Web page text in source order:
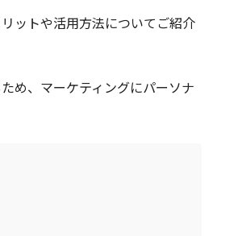
ットや活用方法についてご紹介
め、マーケティングにパーソナ